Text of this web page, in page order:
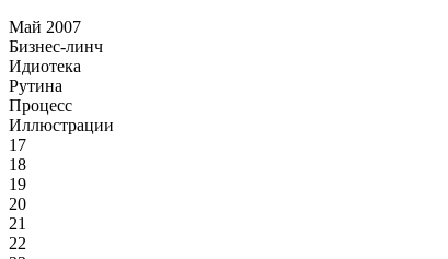
Май 2007
Бизнес-линч
Идиотека
Рутина
Процесс
Иллюстрации
17
18
19
20
21
22